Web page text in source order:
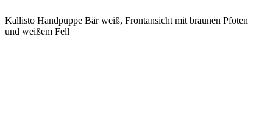
Kallisto Handpuppe Bär weiß, Frontansicht mit braunen Pfoten
und weißem Fell